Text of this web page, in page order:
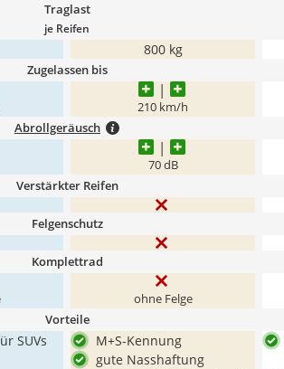
Traglast
je Reifen
800 kg
Zugelassen bis
210 km/h
Abrollgeräusch
70 dB
Verstärkter Reifen
Felgenschutz
Komplettrad
ohne Felge
Vorteile
SUVs
M+S-Kennung
gute Nasshaftung